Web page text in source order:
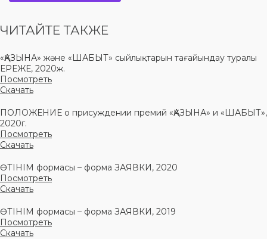
ЧИТАЙТЕ ТАКЖЕ
«ҚАЗЫНА» және «ШАБЫТ» сыйлықтарын тағайындау туралы
ЕРЕЖЕ, 2020ж.
Посмотреть
Скачать
ПОЛОЖЕНИЕ о присуждении премий «ҚАЗЫНА» и «ШАБЫТ»,
2020г.
Посмотреть
Скачать
ӨТІНІМ формасы – форма ЗАЯВКИ, 2020
Посмотреть
Скачать
ӨТІНІМ формасы – форма ЗАЯВКИ, 2019
Посмотреть
Скачать